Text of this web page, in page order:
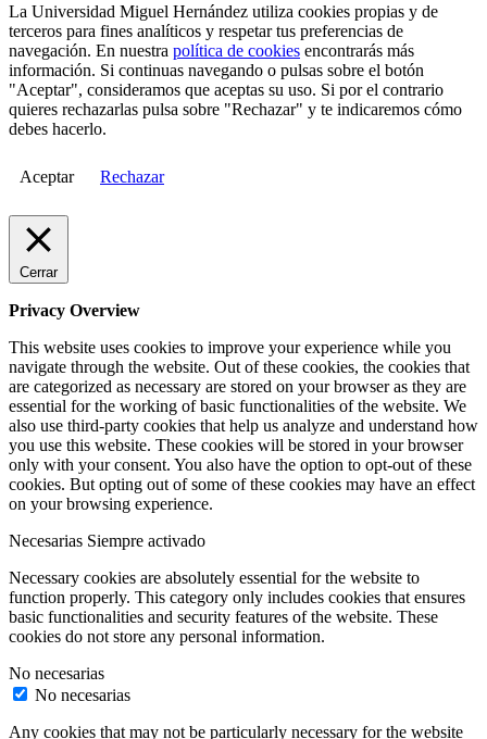
La Universidad Miguel Hernández utiliza cookies propias y de
terceros para fines analíticos y respetar tus preferencias de
navegación. En nuestra política de cookies encontrarás más
información. Si continuas navegando o pulsas sobre el botón
"Aceptar", consideramos que aceptas su uso. Si por el contrario
quieres rechazarlas pulsa sobre "Rechazar" y te indicaremos cómo
debes hacerlo.
Aceptar Rechazar
Cerrar
Privacy Overview
This website uses cookies to improve your experience while you
navigate through the website. Out of these cookies, the cookies that
are categorized as necessary are stored on your browser as they are
essential for the working of basic functionalities of the website. We
also use third-party cookies that help us analyze and understand how
you use this website. These cookies will be stored in your browser
only with your consent. You also have the option to opt-out of these
cookies. But opting out of some of these cookies may have an effect
on your browsing experience.
Necesarias Siempre activado
Necessary cookies are absolutely essential for the website to
function properly. This category only includes cookies that ensures
basic functionalities and security features of the website. These
cookies do not store any personal information.
No necesarias
No necesarias
Any cookies that may not be particularly necessary for the website